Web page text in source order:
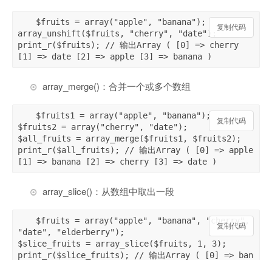
复制代码
$fruits = array("apple", "banana");
array_unshift($fruits, "cherry", "date");
print_r($fruits); // 输出Array ( [0] => cherry
[1] => date [2] => apple [3] => banana )
array_merge()：合并一个或多个数组
复制代码
$fruits1 = array("apple", "banana");
$fruits2 = array("cherry", "date");
$all_fruits = array_merge($fruits1, $fruits2);
print_r($all_fruits); // 输出Array ( [0] => apple
[1] => banana [2] => cherry [3] => date )
array_slice()：从数组中取出一段
复制代码
$fruits = array("apple", "banana", "cherry",
"date", "elderberry");
$slice_fruits = array_slice($fruits, 1, 3);
print_r($slice_fruits); // 输出Array ( [0] => ban